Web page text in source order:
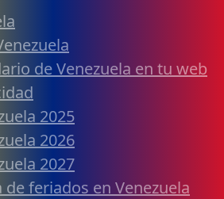
de Venezuela en tu web
2025
2026
2027
feriados en Venezuela